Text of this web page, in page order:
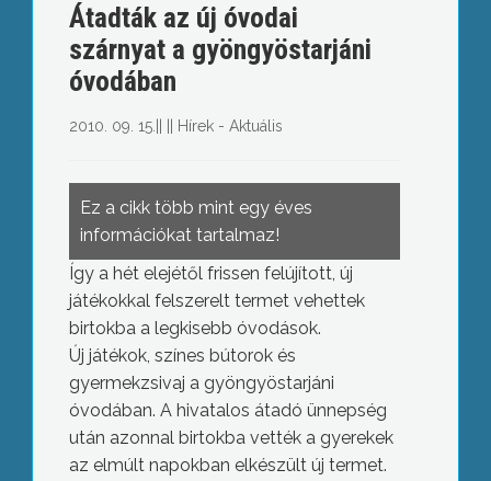
Átadták az új óvodai
szárnyat a gyöngyöstarjáni
óvodában
2010. 09. 15. Hírek - Aktuális
Ez a cikk több mint egy éves
információkat tartalmaz!
Így a hét elejétől frissen felújított, új
játékokkal felszerelt termet vehettek
birtokba a legkisebb óvodások.
Új játékok, színes bútorok és
gyermekzsivaj a gyöngyöstarjáni
óvodában. A hivatalos átadó ünnepség
után azonnal birtokba vették a gyerekek
az elmúlt napokban elkészült új termet.